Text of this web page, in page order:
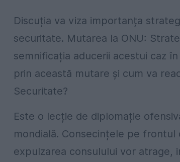
Discuția va viza importanța
securitate. Mutarea la ONU:
semnificația aducerii acestui caz
prin această mutare și cum va
Securitate?
Este o lecție de diplomație
mondială. Consecințele pe
expulzarea consulului vor atrage,